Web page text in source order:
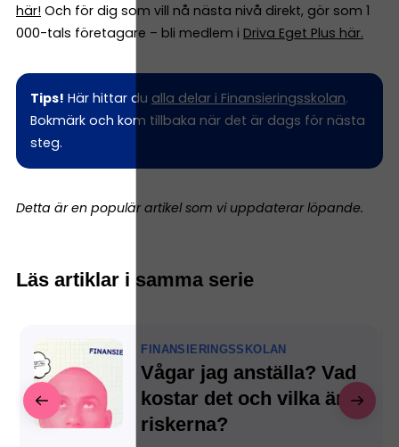
här! Och för dig som vill nå nästa nivå direkt, gör som 1
000-tals företagare – bli medlem i Driva Eget Plus här.
Tips! Här hittar du alla delar i Finansieringsskolan.
Bokmärk och kom tillbaka när det är dags för nästa
steg.
Detta är en populär artikel som vi uppdaterar löpande.
Läs artiklar i samma serie
FINANSIERINGSSKOLAN
Vågar jag anställa? Vad
kostar det och vilka är
riskerna?